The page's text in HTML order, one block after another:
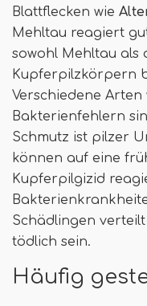
Blattflecken wie
Mehltau reagiert
sowohl Mehltau als
Kupferpilzkörpern
Verschiedene
Bakterienfehlern
Schmutz ist pilzer
können auf eine
Kupferpilgizid
Schädlingen
tödlich sein.
Häufig